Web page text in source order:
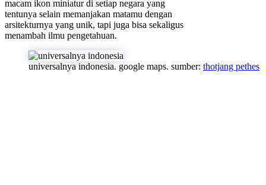
macam ikon miniatur di setiap negara yang
tentunya selain memanjakan matamu dengan
arsitekturnya yang unik, tapi juga bisa sekaligus
menambah ilmu pengetahuan.
universalnya indonesia. google maps. sumber: thotjang pethes